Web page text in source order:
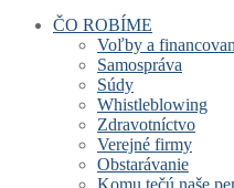
ČO ROBÍME
Voľby a
Samospráva
Súdy
Whistleblowing
Zdravotníctvo
Verejné firmy
Obstarávanie
Komu tečú naše